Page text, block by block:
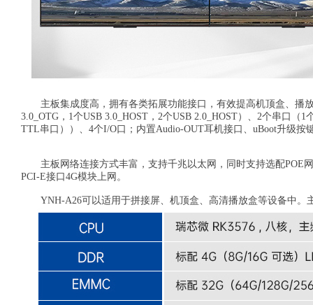
主板集成度高，拥有各类拓展功能接口，有效提高机顶盒、播
3.0_OTG，1个USB 3.0_HOST，2个USB 2.0_HOST）、2个串口（
TTL串口））、4个I/O口；内置Audio-OUT耳机接口、uBoot升级按
主板网络连接方式丰富，支持千兆以太网，同时支持选配POE
PCI-E接口4G模块上网。
YNH-A26可以适用于拼接屏、机顶盒、高清播放盒等设备中。